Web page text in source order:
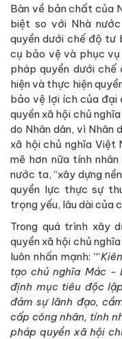
Bàn về bản chất của
biệt so với Nhà
quyền dưới chế độ tư
cụ bảo vệ và phục
pháp quyền dưới
hiện và thực hiện
bảo vệ lợi ích của đại
quyền xã hội chủ
do Nhân dân, vì Nhân
xã hội chủ nghĩa Việt
mẽ hơn nữa tính
nước ta, “xây dựng
quyền lực thực sự
trọng yếu, lâu dài của
Trong quá trình xây
quyền xã hội chủ
luôn nhấn mạnh: ““
tạo chủ nghĩa Mác -
định mục tiêu độc
đảm sự lãnh đạo,
cấp công nhân, tính
pháp quyền xã hội